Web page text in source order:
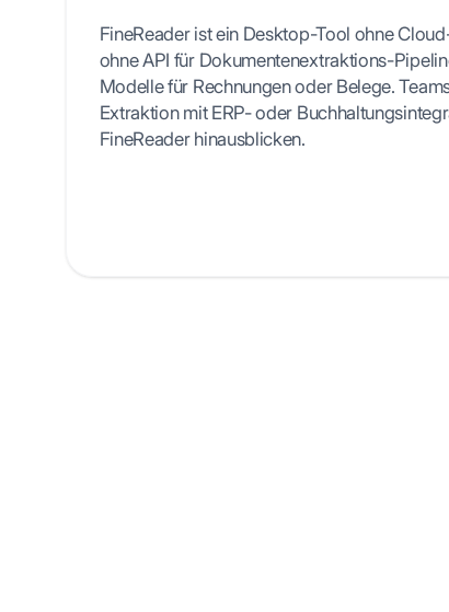
FineReader ist ein Desktop-Tool ohne
ohne API für Dokumentenextraktions-
Modelle für Rechnungen oder Belege.
Extraktion mit ERP- oder
FineReader hinausblicken.